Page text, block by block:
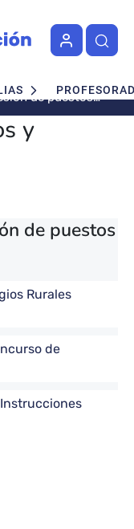
de puestos
y
de puestos
Rurales
de